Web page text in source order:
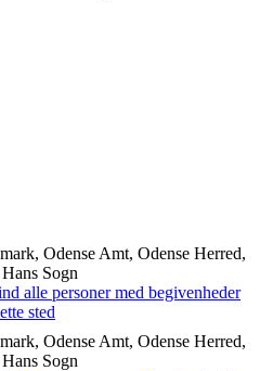
Odense Amt, Odense Herred,
Sogn
Odense Amt, Odense Herred,
Sogn